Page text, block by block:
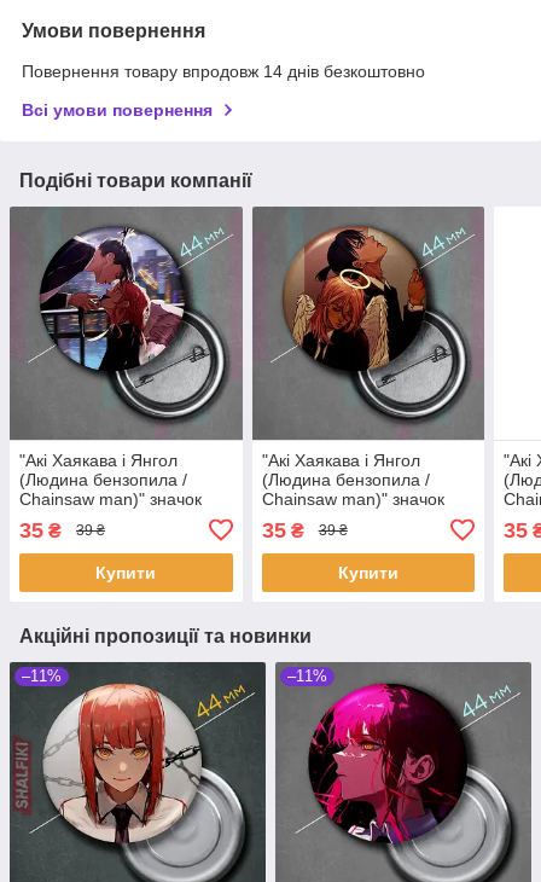
Умови повернення
Повернення товару впродовж 14 днів безкоштовно
Всі умови повернення
Подібні товари компанії
"Акі Хаякава і Янгол
(Людина бензопила /
Chainsaw man)" значок
мм
35 ₴ 39 ₴
Купити
"Акі Хаякава і Янгол
(Людина бензопила /
Chainsaw man)" значок
мм
35₴ 39 ₴
Купити
"Акі
мм
35
Акційні пропозиції та новинки
–11% –11%